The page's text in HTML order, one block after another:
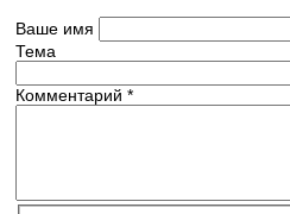
Ваше имя
Тема
Комментарий *